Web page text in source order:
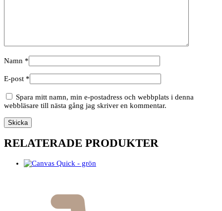
Namn *
E-post *
Spara mitt namn, min e-postadress och webbplats i denna
webbläsare till nästa gång jag skriver en kommentar.
RELATERADE PRODUKTER